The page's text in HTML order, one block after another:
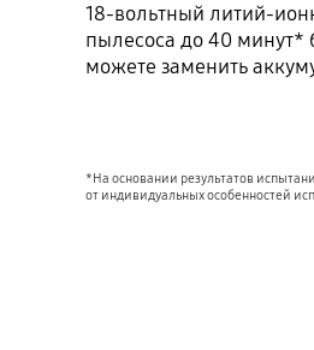
18-вольтный литий-
пылесоса до 40
можете заменить
*На основании результатов
от индивидуальных особенностей